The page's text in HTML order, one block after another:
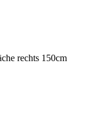
rechts 150cm